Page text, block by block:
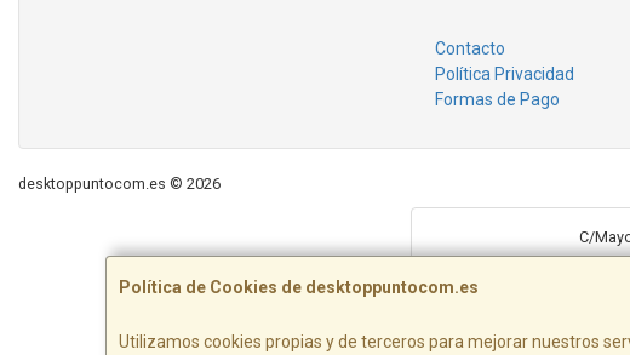
Política de Cookies de desktoppuntocom.es
Utilizamos cookies propias y de terceros para mejorar nuestros
Contacto
Política Privacidad
Formas de Pago
desktoppuntocom.es © 2026
C/